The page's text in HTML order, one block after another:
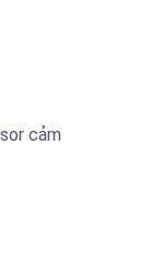
cảm